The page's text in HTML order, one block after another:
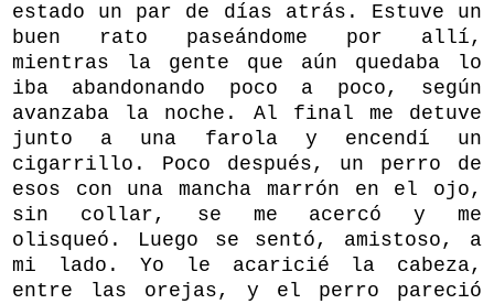
estado un par de días atrás. Estuve un
buen rato paseándome por allí,
mientras la gente que aún quedaba lo
iba abandonando poco a poco, según
avanzaba la noche. Al final me detuve
junto a una farola y encendí un
cigarrillo. Poco después, un perro de
esos con una mancha marrón en el ojo,
sin collar, se me acercó y me
olisqueó. Luego se sentó, amistoso, a
mi lado. Yo le acaricié la cabeza,
entre las orejas, y el perro pareció